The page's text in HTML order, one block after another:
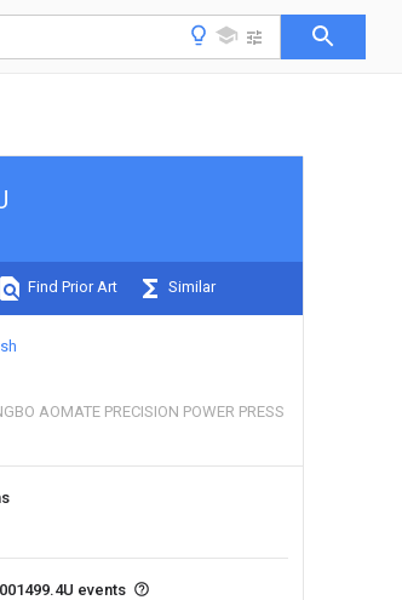
Find Prior Art Similar
AOMATE PRECISION POWER PRESS
events